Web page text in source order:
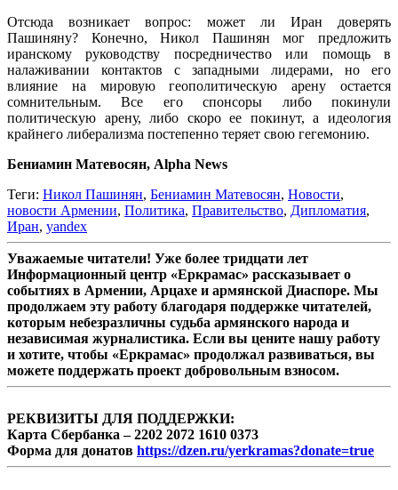
Отсюда возникает вопрос: может ли Иран доверять
Пашиняну? Конечно, Никол Пашинян мог предложить
иранскому руководству посредничество или помощь в
налаживании контактов с западными лидерами, но его
влияние на мировую геополитическую арену остается
сомнительным. Все его спонсоры либо покинули
политическую арену, либо скоро ее покинут, а идеология
крайнего либерализма постепенно теряет свою гегемонию.
Бениамин Матевосян, Alpha News
Теги: Никол Пашинян, Бениамин Матевосян, Новости,
новости Армении, Политика, Правительство, Дипломатия,
Иран, yandex
Уважаемые читатели! Уже более тридцати лет
Информационный центр «Еркрамас» рассказывает о
событиях в Армении, Арцахе и армянской Диаспоре. Мы
продолжаем эту работу благодаря поддержке читателей,
которым небезразличны судьба армянского народа и
независимая журналистика. Если вы цените нашу работу
и хотите, чтобы «Еркрамас» продолжал развиваться, вы
можете поддержать проект добровольным взносом.
РЕКВИЗИТЫ ДЛЯ ПОДДЕРЖКИ:
Карта Сбербанка – 2202 2072 1610 0373
Форма для донатов https://dzen.ru/yerkramas?donate=true